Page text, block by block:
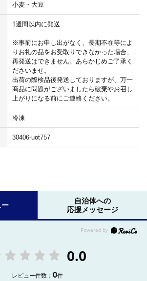
小麦・大豆
1週間以内に発送
※事前にお申し出がなく、長期不在等によ
りお礼の品をお受取りできなかった場合、
再発送はできません。あらかじめご了承く
ださいませ。
出荷の際検品後発送しておりますが、万一
商品に問題がございましたら破棄やお召し
上がりになる前にご連絡ください。
冷凍
30406-uot757
自治体への
応援メッセージ
0.0
レビュー件数：0件